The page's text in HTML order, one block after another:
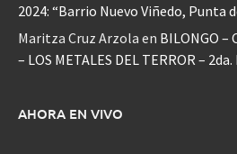
2024: “Barrio Nuevo Viñedo, Punta
Maritza Cruz Arzola en BILONGO –
– LOS METALES DEL TERROR –
AHORA EN VIVO